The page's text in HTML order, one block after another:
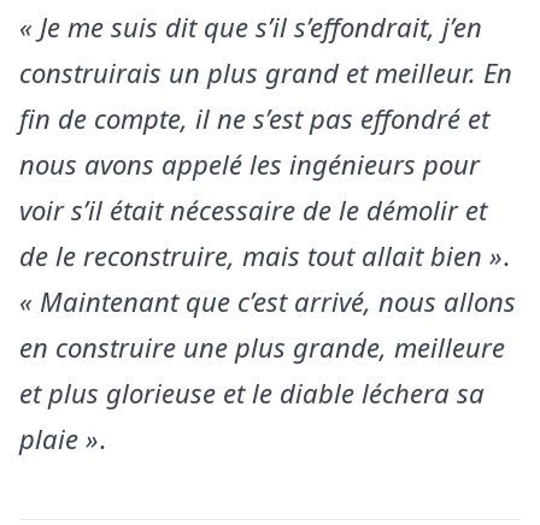
« Je me suis dit que s’il s’effondrait, j’en
construirais un plus grand et meilleur. En
fin de compte, il ne s’est pas effondré et
nous avons appelé les ingénieurs pour
voir s’il était nécessaire de le démolir et
de le reconstruire, mais tout allait bien ».
« Maintenant que c’est arrivé, nous allons
en construire une plus grande, meilleure
et plus glorieuse et le diable léchera sa
plaie ».